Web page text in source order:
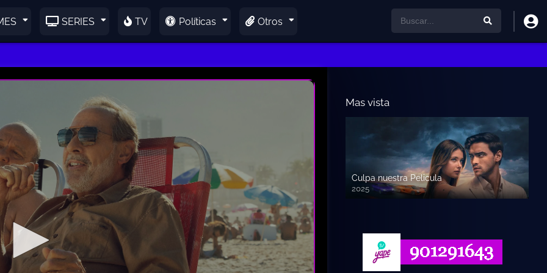
SERIES TV Políticas Otros
Mas vista
Culpa nuestra Pelicula
2025
720p HD